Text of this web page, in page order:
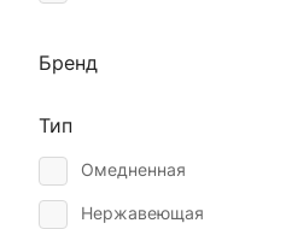
Lincoln Electric
Messer Eutectic Castolin
DEKA
Бренд
Тип
Омедненная
Нержавеющая